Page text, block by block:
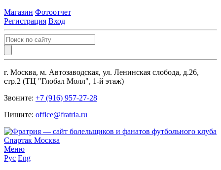
Магазин Фотоотчет
Регистрация Вход
г. Москва, м. Автозаводская, ул. Ленинская слобода, д.26,
стр.2 (ТЦ "Глобал Молл", 1-й этаж)
Звоните: +7 (916) 957-27-28
Пишите: office@fratria.ru
Меню
Рус Eng